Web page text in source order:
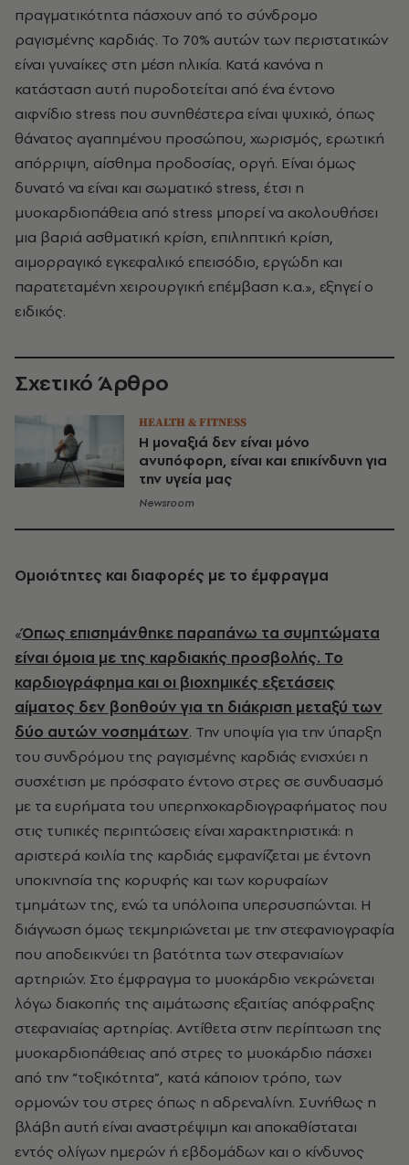
πραγματικότητα πάσχουν από το σύνδρομο
ραγισμένης καρδιάς. Το 70% αυτών των περιστατικών
είναι γυναίκες στη μέση ηλικία. Κατά κανόνα η
κατάσταση αυτή πυροδοτείται από ένα έντονο
αιφνίδιο stress που συνηθέστερα είναι ψυχικό, όπως
θάνατος αγαπημένου προσώπου, χωρισμός, ερωτική
απόρριψη, αίσθημα προδοσίας, οργή. Είναι όμως
δυνατό να είναι και σωματικό stress, έτσι η
μυοκαρδιοπάθεια από stress μπορεί να ακολουθήσει
μια βαριά ασθματική κρίση, επιληπτική κρίση,
αιμορραγικό εγκεφαλικό επεισόδιο, εργώδη και
παρατεταμένη χειρουργική επέμβαση κ.α.», εξηγεί ο
ειδικός.
Σχετικό Άρθρο
HEALTH & FITNESS
Η μοναξιά δεν είναι μόνο
ανυπόφορη, είναι και επικίνδυνη για
την υγεία μας
Newsroom
Ομοιότητες και διαφορές με το έμφραγμα
«Όπως επισημάνθηκε παραπάνω τα συμπτώματα
είναι όμοια με της καρδιακής προσβολής. Το
καρδιογράφημα και οι βιοχημικές εξετάσεις
αίματος δεν βοηθούν για τη διάκριση μεταξύ των
δύο αυτών νοσημάτων. Την υποψία για την ύπαρξη
του συνδρόμου της ραγισμένης καρδιάς ενισχύει η
συσχέτιση με πρόσφατο έντονο στρες σε συνδυασμό
με τα ευρήματα του υπερηχοκαρδιογραφήματος που
στις τυπικές περιπτώσεις είναι χαρακτηριστικά: η
αριστερά κοιλία της καρδιάς εμφανίζεται με έντονη
υποκινησία της κορυφής και των κορυφαίων
τμημάτων της, ενώ τα υπόλοιπα υπερσυσπώνται. Η
διάγνωση όμως τεκμηριώνεται με την στεφανιογραφία
που αποδεικνύει τη βατότητα των στεφανιαίων
αρτηριών. Στο έμφραγμα το μυοκάρδιο νεκρώνεται
λόγω διακοπής της αιμάτωσης εξαιτίας απόφραξης
στεφανιαίας αρτηρίας. Αντίθετα στην περίπτωση της
μυοκαρδιοπάθειας από στρες το μυοκάρδιο πάσχει
από την “τοξικότητα”, κατά κάποιον τρόπο, των
ορμονών του στρες όπως η αδρεναλίνη. Συνήθως η
βλάβη αυτή είναι αναστρέψιμη και αποκαθίσταται
εντός ολίγων ημερών ή εβδομάδων και ο κίνδυνος